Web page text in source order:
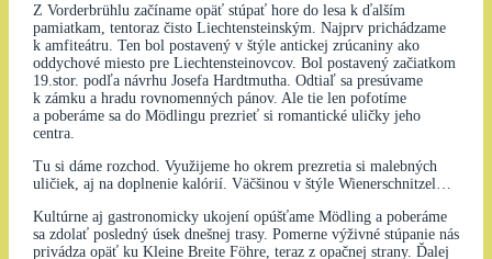
Z Vorderbrühlu začíname opäť stúpať hore do lesa k ďalším
pamiatkam, tentoraz čisto Liechtensteinským. Najprv prichádzame
k amfiteátru. Ten bol postavený v štýle antickej zrúcaniny ako
oddychové miesto pre Liechtensteinovcov. Bol postavený začiatkom
19.stor. podľa návrhu Josefa Hardtmutha. Odtiaľ sa presúvame
k zámku a hradu rovnomenných pánov. Ale tie len pofotíme
a poberáme sa do Mödlingu prezrieť si romantické uličky jeho
centra.
Tu si dáme rozchod. Využijeme ho okrem prezretia si malebných
uličiek, aj na doplnenie kalórií. Väčšinou v štýle Wienerschnitzel…
Kultúrne aj gastronomicky ukojení opúšťame Mödling a poberáme
sa zdolať posledný úsek dnešnej trasy. Pomerne výživné stúpanie nás
privádza opäť ku Kleine Breite Föhre, teraz z opačnej strany. Ďalej